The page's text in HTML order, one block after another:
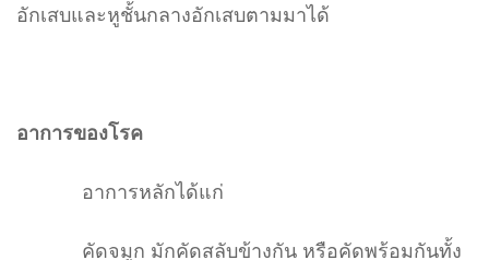
อักเสบและหูชั้นกลางอักเสบตามมาได้
อาการของโรค
อาการหลักได้แก่
คัดจมูก มักคัดสลับข้างกัน หรือคัดพร้อมกันทั้ง